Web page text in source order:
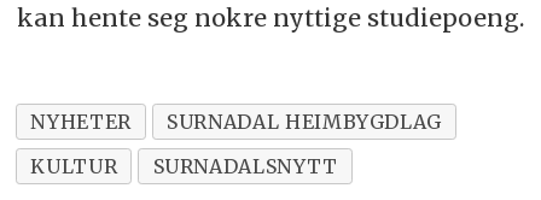
kan hente seg nokre nyttige studiepoeng.
NYHETER
SURNADAL HEIMBYGDLAG
KULTUR
SURNADALSNYTT